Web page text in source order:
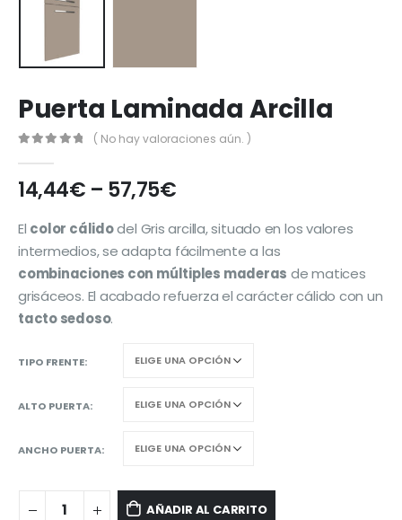
Puerta Laminada Arcilla
( No hay valoraciones aún. )
14,44€ – 57,75€
El color cálidodel Gris arcilla, situado en los valores
intermedios, se adapta fácilmente a las
combinaciones con múltiples maderas de matices
grisáceos. El acabado refuerza el carácter cálido con un
tacto sedoso.
TIPO FRENTE
ALTO PUERTA
ANCHO PUERTA
AÑADIR AL CARRITO